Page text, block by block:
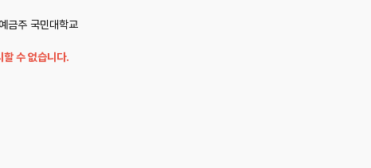
주 국민대학교
할 수 없습니다.